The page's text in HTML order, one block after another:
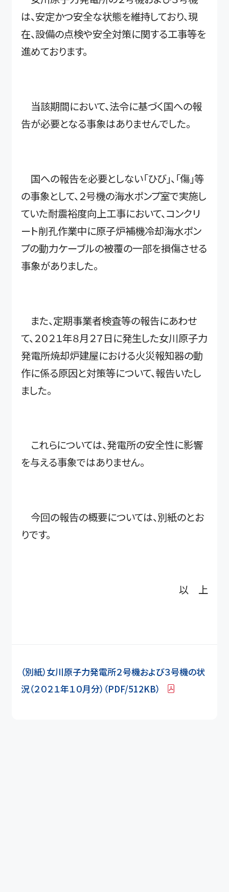
は、安定かつ安全な状態を維持しており、現
在、設備の点検や安全対策に関する工事等を
進めております。
当該期間において、法令に基づく国への報
告が必要となる事象はありませんでした。
国への報告を必要としない「ひび」、「傷」等
の事象として、２号機の海水ポンプ室で実施し
ていた耐震裕度向上工事において、コンクリ
ート削孔作業中に原子炉補機冷却海水ポン
プの動力ケーブルの被覆の一部を損傷させる
事象がありました。
また、定期事業者検査等の報告にあわせ
て、２０２１年８月２７日に発生した女川原子力
発電所焼却炉建屋における火災報知器の動
作に係る原因と対策等について、報告いたし
ました。
これらについては、発電所の安全性に影響
を与える事象ではありません。
今回の報告の概要については、別紙のとお
りです。
以 上
（別紙）女川原子力発電所２号機および３号機の状
況（２０２１年１０月分）（PDF/512KB）